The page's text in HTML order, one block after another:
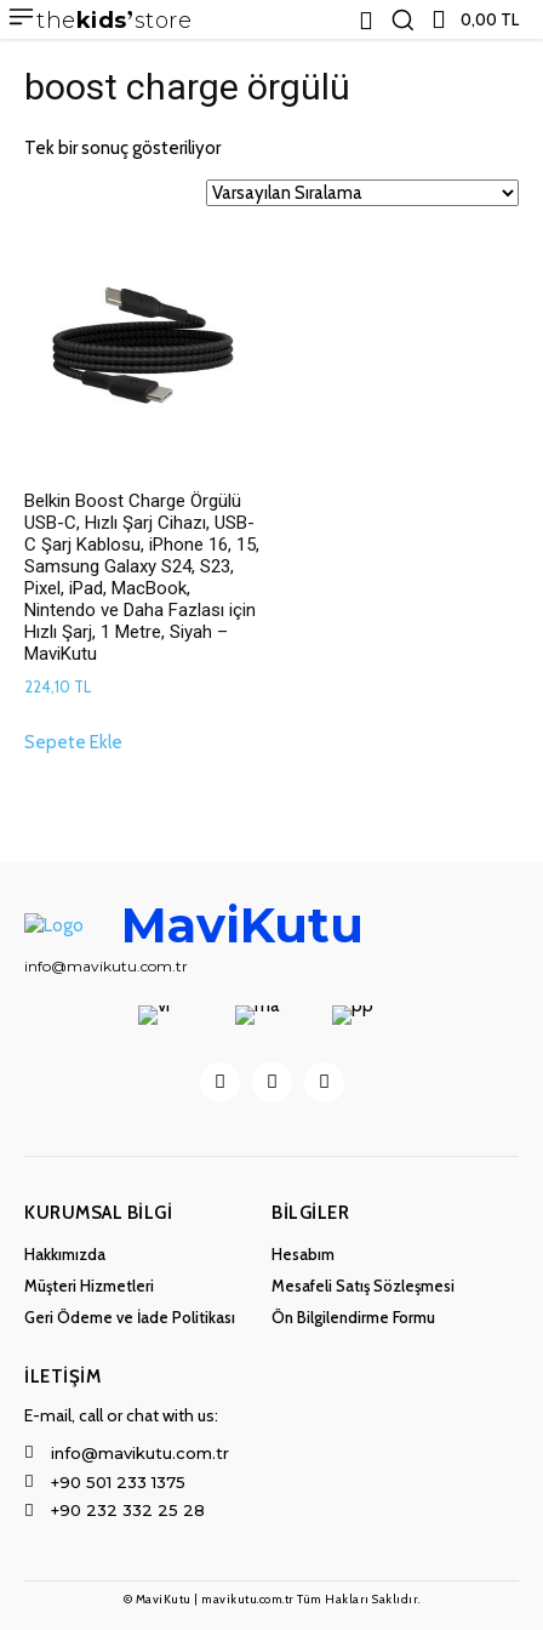
thekids store 0,00 TL
boost charge örgülü
Tek bir sonuç gösteriliyor
Belkin Boost Charge Örgülü
USB-C, Hızlı Şarj Cihazı, USB-
C Şarj Kablosu, iPhone 16, 15,
Samsung Galaxy S24, S23,
Pixel, iPad, MacBook,
Nintendo ve Daha Fazlası için
Hızlı Şarj, 1 Metre, Siyah –
MaviKutu
224,10 TL
Sepete Ekle
MaviKutu
info@mavikutu.com.tr
KURUMSAL BILGI
Hakkımızda
Müşteri Hizmetleri
Geri Ödeme ve İade Politikası
BILGILER
Hesabım
Mesafeli Satış Sözleşmesi
Ön Bilgilendirme Formu
İLETIŞIM
E-mail, call or chat with us:
info@mavikutu.com.tr
+90 501 233 1375
+90 232 332 25 28
© MaviKutu | mavikutu.com.tr Tüm Hakları Saklıdır.